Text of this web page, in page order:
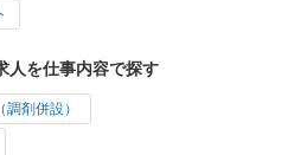
人を仕事内容で探す
調剤併設）